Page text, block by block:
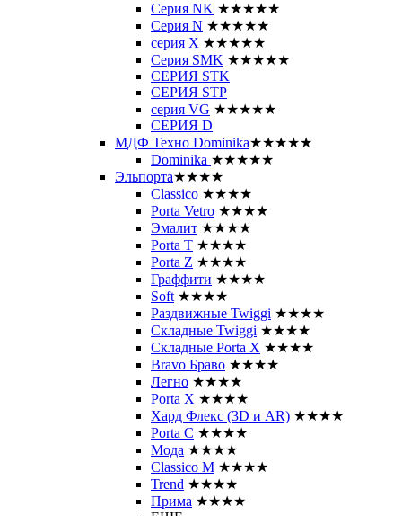
Серия NK ★★★★★
Серия N ★★★★★
серия X ★★★★★
Серия SMK ★★★★★
СЕРИЯ STK
СЕРИЯ STP
серия VG ★★★★★
СЕРИЯ D
МДФ Техно Dominika★★★★★
Dominika ★★★★★
Эльпорта★★★★
Classico ★★★★
Porta Vetro ★★★★
Эмалит ★★★★
Porta T ★★★★
Porta Z ★★★★
Граффити ★★★★
Soft ★★★★
Раздвижные Twiggi ★★★★
Складные Twiggi ★★★★
Складные Porta X ★★★★
Bravo Браво ★★★★
Легно ★★★★
Porta X ★★★★
Хард Флекс (3D и AR) ★★★★
Porta C ★★★★
Мода ★★★★
Classico M ★★★★
Trend ★★★★
Прима ★★★★